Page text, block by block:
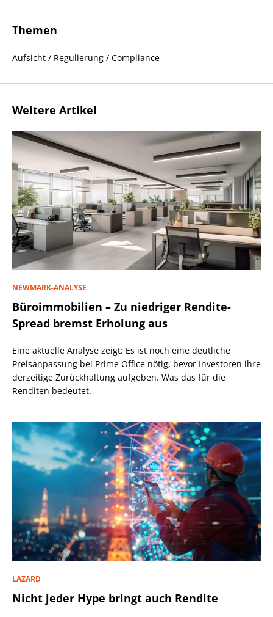
Themen
Aufsicht / Regulierung / Compliance
Weitere Artikel
NEWMARK-ANALYSE
Büroimmobilien – Zu niedriger Rendite-
Spread bremst Erholung aus
Eine aktuelle Analyse zeigt: Es ist noch eine deutliche
Preisanpassung bei Prime Office nötig, bevor Investoren ihre
derzeitige Zurückhaltung aufgeben. Was das für die
Renditen bedeutet.
LAZARD
Nicht jeder Hype bringt auch Rendite